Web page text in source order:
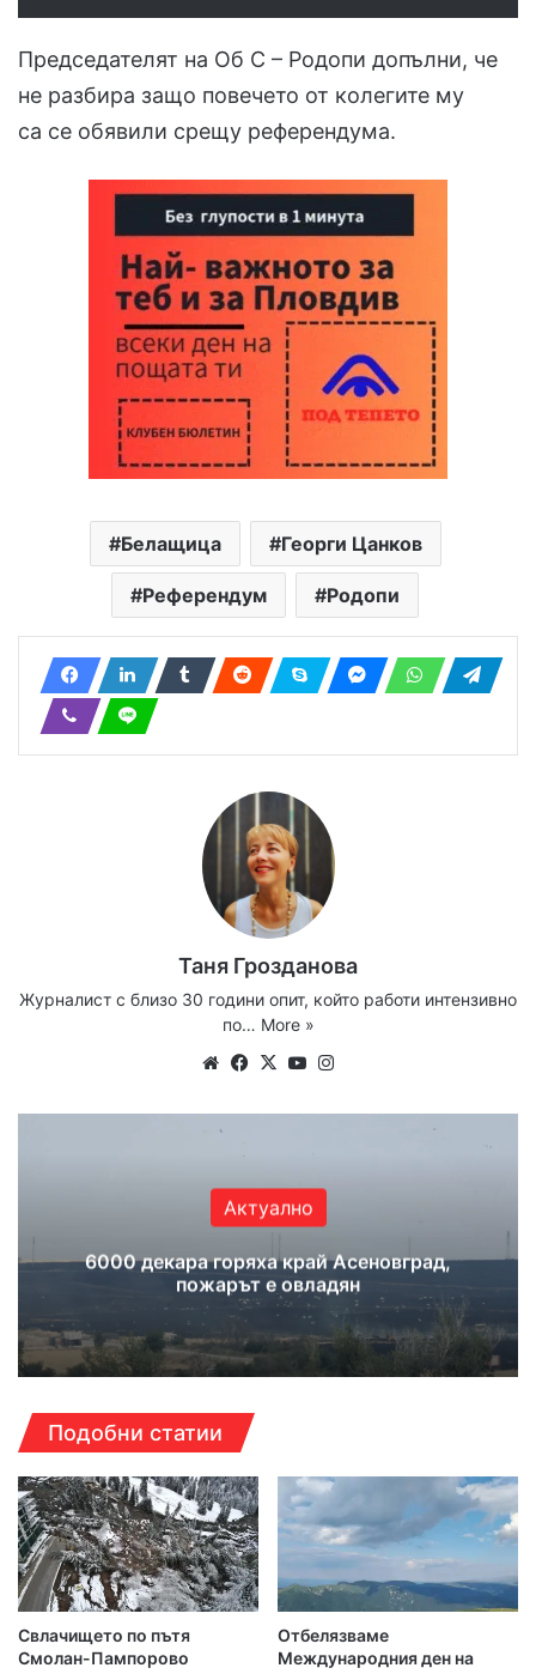
Председателят на Об С – Родопи допълни, че
не разбира защо повечето от колегите му
са се обявили срещу референдума.
Белащица Георги Цанков
Референдум Родопи
Таня Грозданова
Журналист с близо 30 години опит, който работи интензивно
по… More »
WebsiteFacebook
X YouTube
Актуално
6000 декара горяха край Асеновград,
пожарът е овладян
Подобни статии
Свлачището по пътя
Смолан-Пампорово
Отбелязваме
Международния ден на